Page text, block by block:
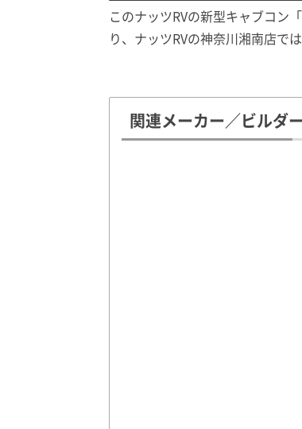
このナッツRVの新型キャブコン
り、ナッツRVの神奈川湘南店で
関連メーカー／ビルダ